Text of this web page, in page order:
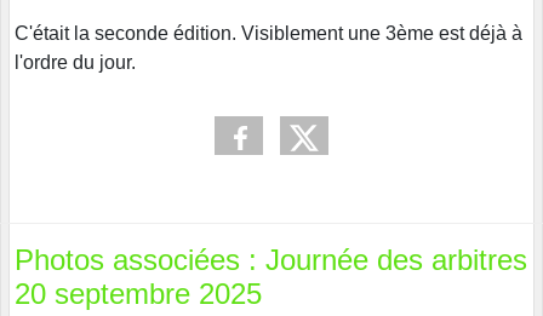
C'était la seconde édition. Visiblement une 3ème est déjà à
l'ordre du jour.
Photos associées : Journée des arbitres
20 septembre 2025